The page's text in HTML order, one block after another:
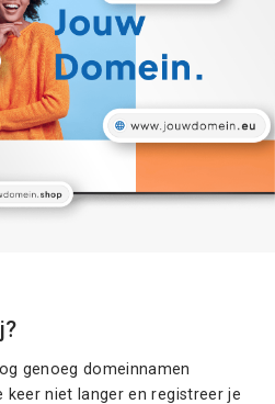
genoeg domeinnamen
keer niet langer en registreer je